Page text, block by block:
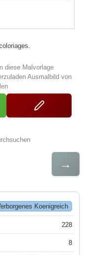
diese Malvorlage
Ausmalbild von
→
Koenigreich
228
8